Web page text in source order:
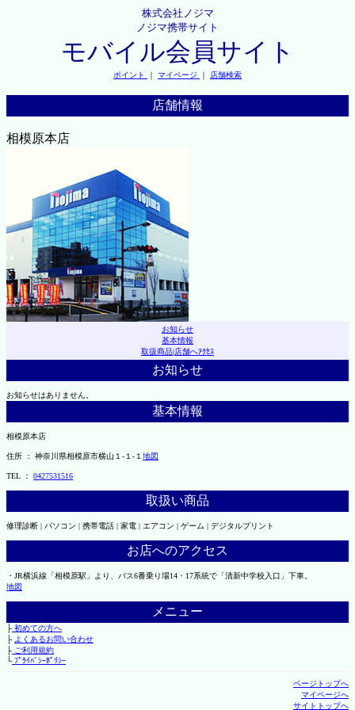
株式会社ノジマ
ノジマ携帯サイト
モバイル会員サイト
ポイント ｜ マイページ ｜ 店舗検索
店舗情報
相模原本店
お知らせ
基本情報
取扱商品|店舗へｱｸｾｽ
お知らせ
お知らせはありません。
基本情報
相模原本店
住所 ： 神奈川県相模原市横山１-１-１ 地図
TEL ： 0427531516
取扱い商品
修理診断 | パソコン | 携帯電話 | 家電 | エアコン | ゲーム | デジタルプリント
お店へのアクセス
・JR横浜線「相模原駅」より、バス6番乗り場14・17系統で「清新中学校入口」下車。
地図
メニュー
├初めての方へ
├ よくあるお問い合わせ
├ご利用規約
└ﾌﾟﾗｲﾊﾞｼｰﾎﾟﾘｼｰ
ページトップへ
マイページへ
サイトトップへ